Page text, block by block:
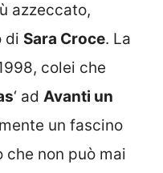
azzeccato,
di Sara Croce. La
colei che
‘ ad Avanti un
un fascino
non può mai